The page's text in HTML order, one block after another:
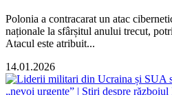
Polonia a contracarat un atac
naționale la sfârșitul anului trecut,
Atacul este atribuit...
14.01.2026